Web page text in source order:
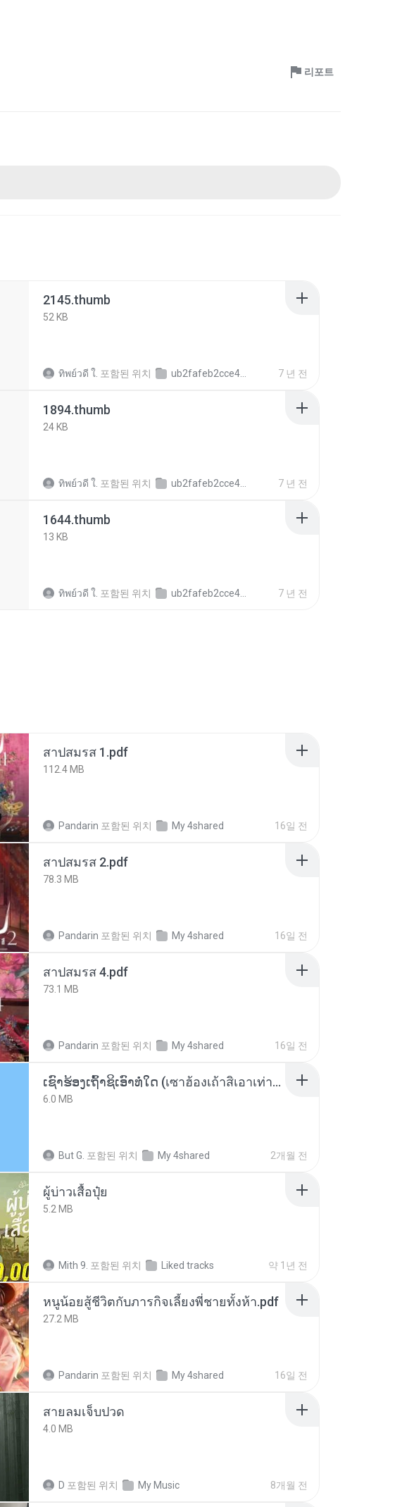
리포트
2145.thumb
52 KB
ทิพย์วดี ใ. 포함된 위치 ub2fafeb2cce42d515c5289103727c671 7 년 전
1894.thumb
24 KB
ทิพย์วดี ใ. 포함된 위치 ub2fafeb2cce42d515c5289103727c671 7 년 전
1644.thumb
13 KB
ทิพย์วดี ใ. 포함된 위치 ub2fafeb2cce42d515c5289103727c671 7 년 전
สาปสมรส 1.pdf
112.4 MB
Pandarin 포함된 위치 My 4shared 16일 전
สาปสมรส 2.pdf
78.3 MB
Pandarin 포함된 위치 My 4shared 16일 전
สาปสมรส 4.pdf
73.1 MB
Pandarin 포함된 위치 My 4shared 16일 전
ເຊົາຮ້ອງເຖົ້າຊິເອົາທໍ່ໃດ (เซาฮ้องเถ้าสิเอาเท่าใด) ບຸນເກີດ ຫນູຫ່ວງ ft. ໂສພາ ຈຸນທະລາ
6.0 MB
But G. 포함된 위치 My 4shared 2개월 전
ผู้บ่าวเสื้อปุ๋ย
5.2 MB
Mith 9. 포함된 위치 Liked tracks 약 1년 전
หนูน้อยสู้ชีวิตกับภารกิจเลี้ยงพี่ชายทั้งห้า.pdf
27.2 MB
Pandarin 포함된 위치 My 4shared 16일 전
สายลมเจ็บปวด
4.0 MB
D 포함된 위치 My Music 8개월 전